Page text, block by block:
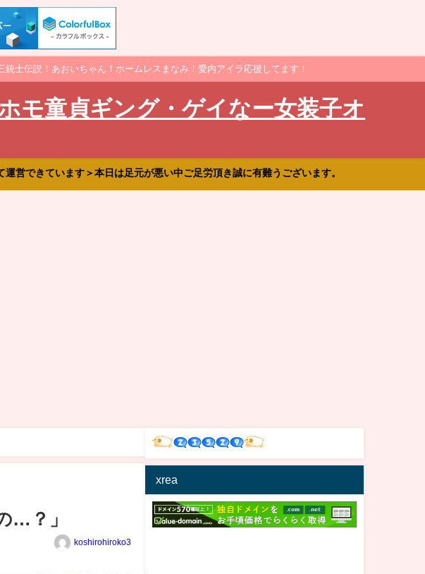
士伝説！あおいちゃん！ホームレスまなみ！愛内アイラ応援してます！
モ童貞ギング・ゲイなー女装子オ
営できています＞本日は足元が悪い中ご足労頂き誠に有難うございます。
…？」
koshirohiroko3
xrea